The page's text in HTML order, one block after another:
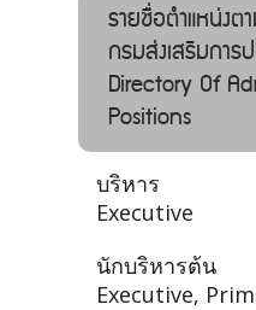
รายชื่อตำแหน่งต
กรมส่งเสริมกา
Directory Of
Positions
บริหาร
Executive
นักบริหารต้น
Executive,